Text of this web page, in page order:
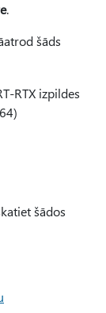
.
šāds
RTX izpildes
šādos